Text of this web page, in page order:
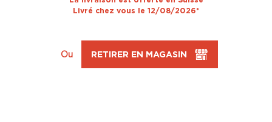
Livré chez vous le 12/08/2026*
Ou RETIRER EN MAGASIN